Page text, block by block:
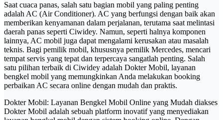
Saat cuaca panas, salah satu bagian mobil yang paling penting
adalah AC (Air Conditioner). AC yang berfungsi dengan baik akan
memberikan kenyamanan dalam perjalanan, terutama saat melintasi
daerah panas seperti Ciwidey. Namun, seperti halnya komponen
lainnya, AC mobil juga dapat mengalami kerusakan atau masalah
teknis. Bagi pemilik mobil, khususnya pemilik Mercedes, mencari
tempat servis yang tepat dan terpercaya sangatlah penting. Salah
satu pilihan terbaik di Ciwidey adalah Dokter Mobil, layanan
bengkel mobil yang memungkinkan Anda melakukan booking
perbaikan AC secara online dengan mudah dan praktis.
Dokter Mobil: Layanan Bengkel Mobil Online yang Mudah diakses
Dokter Mobil adalah sebuah platform inovatif yang menyediakan